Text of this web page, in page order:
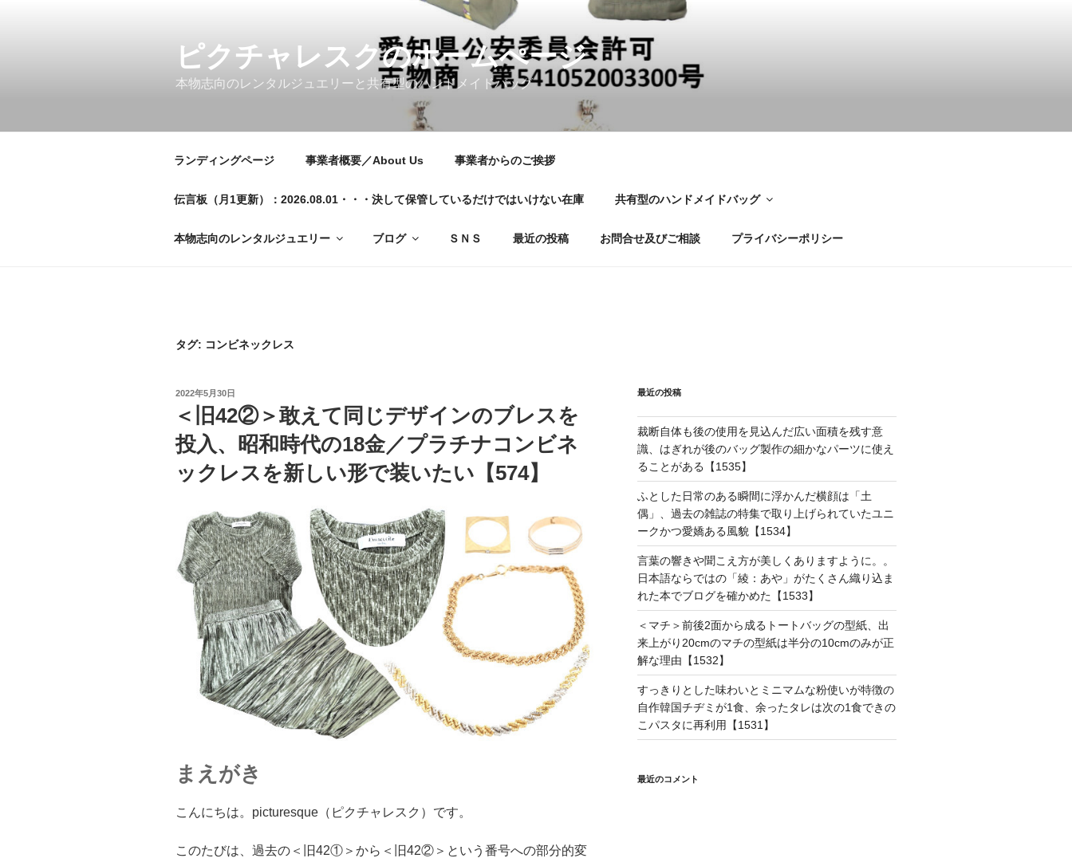
ピクチャレスクのホームぺージ
本物志向のレンタルジュエリーと共有型のハンドメイドバッグ
ランディングページ 事業者概要／About Us 事業者からのご挨拶
伝言板（月1更新）：2026.08.01・・・決して保管しているだけではいけない在庫 共有型のハンドメイドバッグ
本物志向のレンタルジュエリー ブログ ＳＮＳ 最近の投稿 お問合せ及びご相談 プライバシーポリシー
タグ: コンビネックレス
投
日:
2022年5月30日
＜旧42②＞敢えて同じデザインのブレスを
投入、昭和時代の18金／プラチナコンビネ
ックレスを新しい形で装いたい【574】
まえがき
こんにちは。picturesque（ピクチャレスク）です。
このたびは、過去の＜旧42①＞から＜旧42②＞という番号への部分的変
最近の投稿
裁断自体も後の使用を見込んだ広い面積を残す意
識、はぎれが後のバッグ製作の細かなパーツに使え
ることがある【1535】
ふとした日常のある瞬間に浮かんだ横顔は「土
偶」、過去の雑誌の特集で取り上げられていたユニ
ークかつ愛嬌ある風貌【1534】
言葉の響きや聞こえ方が美しくありますように。。
日本語ならではの「綾：あや」がたくさん織り込ま
れた本でブログを確かめた【1533】
＜マチ＞前後2面から成るトートバッグの型紙、出
来上がり20cmのマチの型紙は半分の10cmのみが正
解な理由【1532】
すっきりとした味わいとミニマムな粉使いが特徴の
自作韓国チヂミが1食、余ったタレは次の1食できの
こパスタに再利用【1531】
最近のコメント